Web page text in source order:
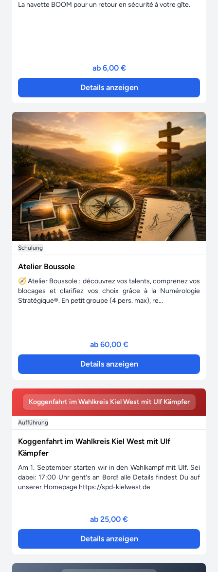
La navette BOOM pour un retour en sécurité à votre gîte.
ab 6,00 €
Details anzeigen
Schulung
Atelier Boussole
🧭 Atelier Boussole : découvrez vos talents, comprenez vos
blocages et clarifiez vos choix grâce à la Numérologie
Stratégique®. En petit groupe (4 pers. max), re...
ab 60,00 €
Details anzeigen
Koggenfahrt im Wahlkreis Kiel West mit Ulf Kämpfer
Aufführung
Koggenfahrt im Wahlkreis Kiel West mit Ulf
Kämpfer
Am 1. September starten wir in den Wahlkampf mit Ulf. Sei
dabei: 17:00 Uhr geht's an Bord! alle Details findest Du auf
unserer Homepage https://spd-kielwest.de
ab 25,00 €
Details anzeigen